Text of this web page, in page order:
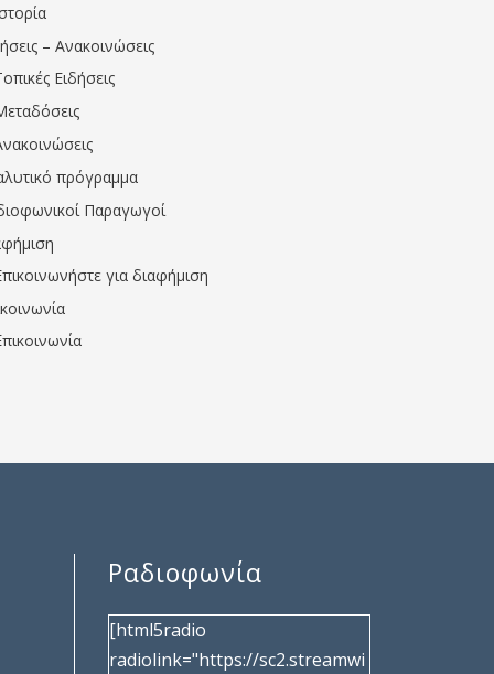
– Ανακοινώσεις
Ειδήσεις
πρόγραμμα
Παραγωγοί
για διαφήμιση
Ραδιοφωνία
[html5radio
radiolink="https://sc2.streamwi